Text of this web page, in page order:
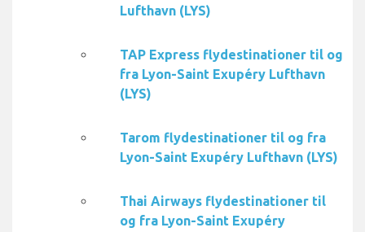
Lufthavn (LYS)
TAP Express flydestinationer til og
fra Lyon-Saint Exupéry Lufthavn
(LYS)
Tarom flydestinationer til og fra
Lyon-Saint Exupéry Lufthavn (LYS)
Thai Airways flydestinationer til
og fra Lyon-Saint Exupéry